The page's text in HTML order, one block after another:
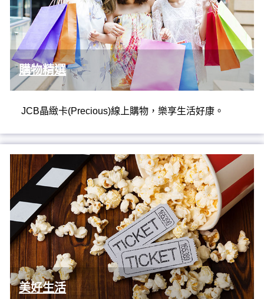
購物精選
JCB晶緻卡(Precious)線上購物，樂享生活好康。
美好生活